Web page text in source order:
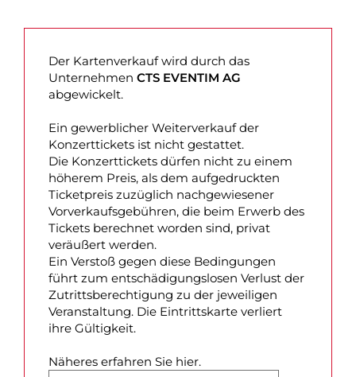
Der Kartenverkauf wird durch das
Unternehmen CTS EVENTIM AG
abgewickelt.
Ein gewerblicher Weiterverkauf der
Konzerttickets ist nicht gestattet.
Die Konzerttickets dürfen nicht zu einem
höherem Preis, als dem aufgedruckten
Ticketpreis zuzüglich nachgewiesener
Vorverkaufsgebühren, die beim Erwerb des
Tickets berechnet worden sind, privat
veräußert werden.
Ein Verstoß gegen diese Bedingungen
führt zum entschädigungslosen Verlust der
Zutrittsberechtigung zu der jeweiligen
Veranstaltung. Die Eintrittskarte verliert
ihre Gültigkeit.
Näheres erfahren Sie hier.